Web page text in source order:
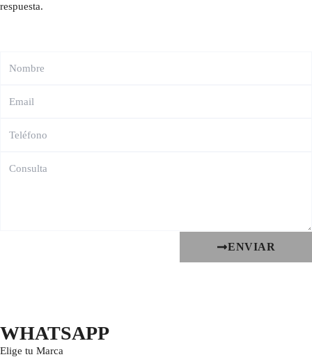
respuesta.
ENVIAR
WHATSAPP
Elige tu Marca